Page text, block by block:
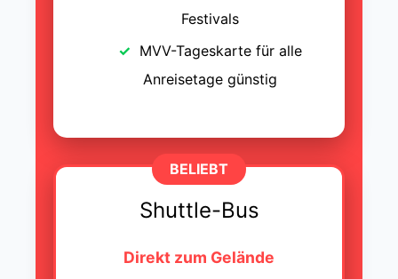
Festivals
MVV-Tageskarte für alle
Anreisetage günstig
BELIEBT
Shuttle-Bus
Direkt zum Gelände